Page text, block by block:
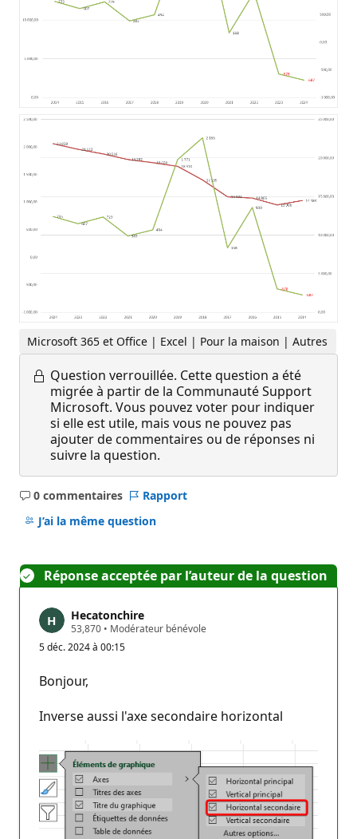
Microsoft 365 et Office | Excel | Pour la maison | Autres
Question verrouillée. Cette question a été
migrée à partir de la Communauté Support
Microsoft. Vous pouvez voter pour indiquer
si elle est utile, mais vous ne pouvez pas
ajouter de commentaires ou de réponses ni
suivre la question.
0 commentaires
Aucun
commentaire
Rapport
J’ai la même question
Réponse acceptée par l’auteur de la question
Hecatonchire
53,870 P
i
e
r
p
t
a
t
i
o
n
• Modérateur bénévole
5 déc. 2024 à 00:15
Bonjour,
Inverse aussi l'axe secondaire horizontal